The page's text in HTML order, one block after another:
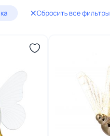
Сбросить все фильтры